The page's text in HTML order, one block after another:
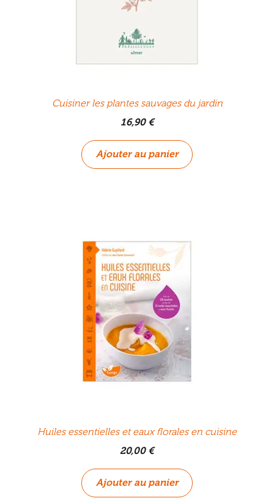
Cuisiner les plantes sauvages du jardin
16,90 €
Ajouter au panier
Huiles essentielles et eaux florales en cuisine
20,00 €
Ajouter au panier